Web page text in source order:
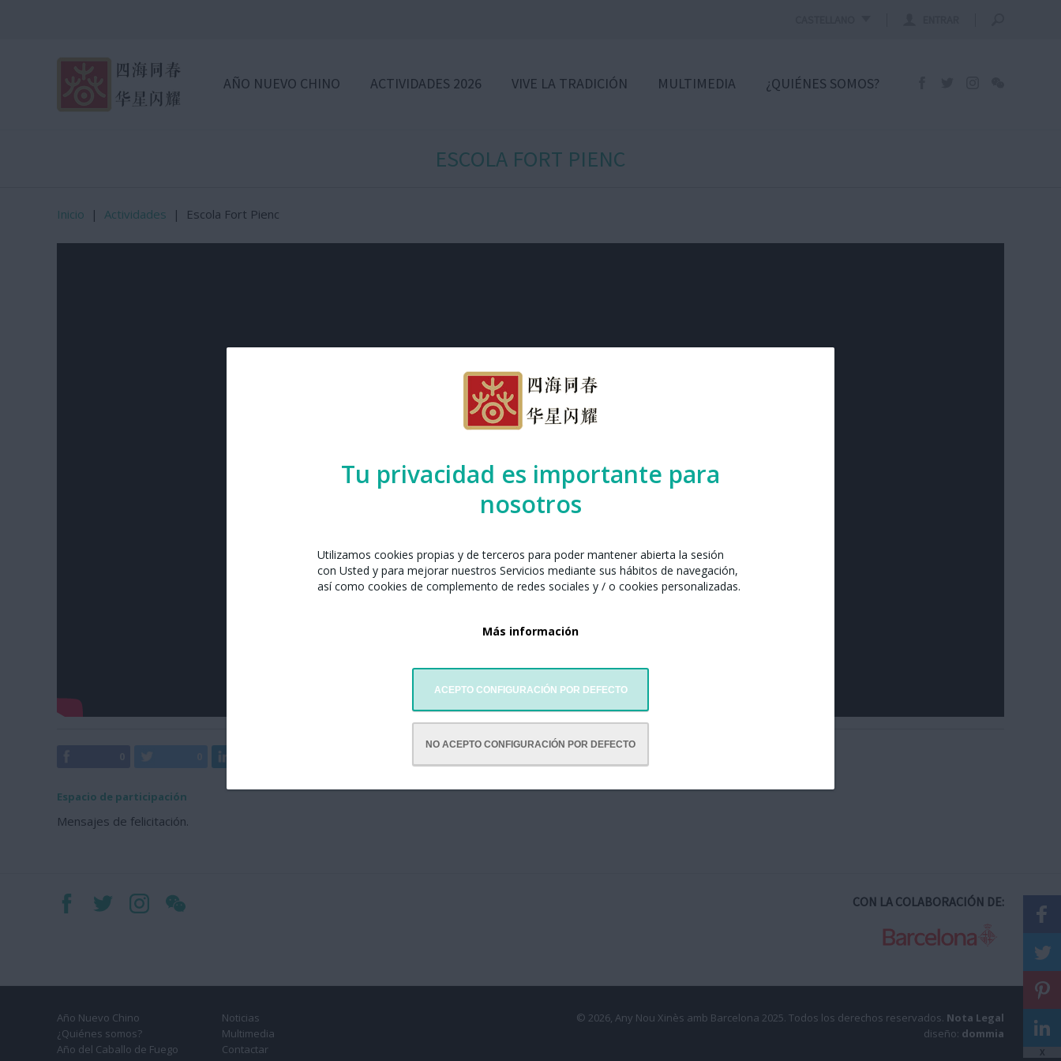
Tu privacidad es importante para
nosotros
Utilizamos cookies propias y de terceros para poder mantener abierta la sesión
con Usted y para mejorar nuestros Servicios mediante sus hábitos de navegación,
así como cookies de complemento de redes sociales y / o cookies personalizadas.
Más información
ACEPTO CONFIGURACIÓN POR DEFECTO
NO ACEPTO CONFIGURACIÓN POR DEFECTO
AÑO NUEVO CHINO ACTIVIDADES 2026 VIVE LA TRADICIÓN MULTIMEDIA ¿QUIÉNES SOMOS?
ESCOLA FORT PIENC
Inicio | Actividades | Escola Fort Pienc
Espacio de participación
Mensajes de felicitación.
CON LA COLABORACIÓN DE:
Año Nuevo Chino
¿Quiénes somos?
Año del Caballo de Fuego
Noticias
Multimedia
Contactar
© 2026, Any Nou Xinès amb Barcelona 2025. Todos los derechos reservados. Nota Legal
diseño: dommia
X